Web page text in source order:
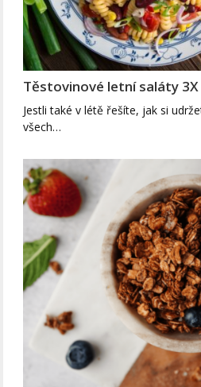
Těstovinové letní saláty
Jestli také v létě řešíte, jak si
všech…